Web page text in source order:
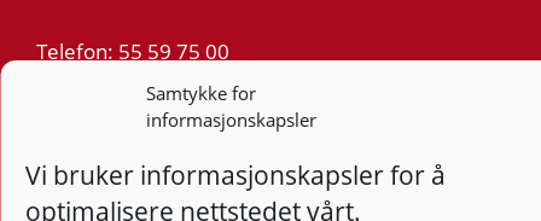
Samtykke for
informasjonskapsler
Vi bruker informasjonskapsler for å
optimalisere nettstedet vårt.
Telefon: 55 59 75 00
Nyhetsvarsel >>
Personvern